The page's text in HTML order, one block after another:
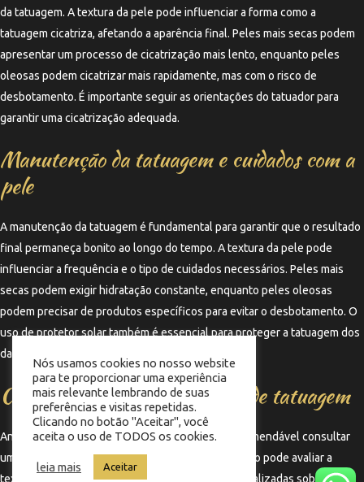
da tatuagem. A textura da pele pode influenciar a forma como a
tatuagem cicatriza, afetando a aparência final. Peles mais secas podem
apresentar um processo de cicatrização mais lento, enquanto peles
oleosas podem cicatrizar mais rapidamente, mas com o risco de
desbotamento. É importante seguir as orientações do tatuador para
garantir uma cicatrização adequada.
Manutenção da tatuagem e cuidados com a
pele
A manutenção da tatuagem é fundamental para garantir que o resultado
final permaneça bonito ao longo do tempo. A textura da pele pode
influenciar a frequência e o tipo de cuidados necessários. Peles mais
secas podem exigir hidratação constante, enquanto peles oleosas
podem precisar de produtos específicos para evitar o desbotamento. O
uso de protetor solar também é essencial para proteger a tatuagem dos
danos causados pela exposição ao sol.
Consultoria com profissionais de tatuagem
Antes de realizar uma tatuagem, é altamente recomendável consultar
um profissional experiente. Um tatuador qualificado pode avaliar a
textura da sua pele e oferecer orientações personalizadas sobre o
Nós usamos cookies no nosso website
para te proporcionar uma experiência
mais relevante lembrando de suas
preferências e visitas repetidas.
Clicando no botão "Aceitar", você
aceita o uso de TODOS os cookies.
leia mais Aceitar